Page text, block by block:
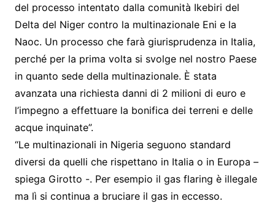
del processo intentato dalla comunità Ikebiri del
Delta del Niger contro la multinazionale Eni e la
Naoc. Un processo che farà giurisprudenza in Italia,
perché per la prima volta si svolge nel nostro Paese
in quanto sede della multinazionale. È stata
avanzata una richiesta danni di 2 milioni di euro e
l’impegno a effettuare la bonifica dei terreni e delle
acque inquinate”.
“Le multinazionali in Nigeria seguono standard
diversi da quelli che rispettano in Italia o in Europa –
spiega Girotto -. Per esempio il gas flaring è illegale
ma lì si continua a bruciare il gas in eccesso.